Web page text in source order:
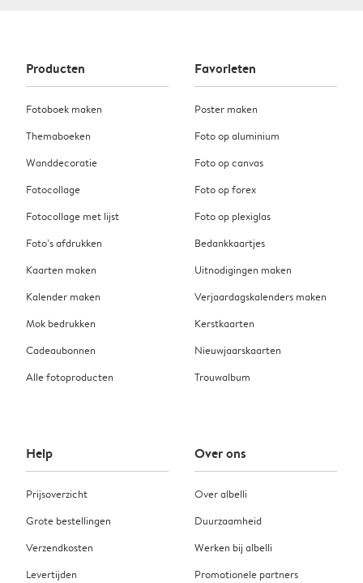
Producten
Fotoboek maken
Themaboeken
Wanddecoratie
Fotocollage
Fotocollage met lijst
Foto’s afdrukken
Kaarten maken
Kalender maken
Mok bedrukken
Cadeaubonnen
Alle fotoproducten
Favorieten
Poster maken
Foto op aluminium
Foto op canvas
Foto op forex
Foto op plexiglas
Bedankkaartjes
Uitnodigingen maken
Verjaardagskalenders maken
Kerstkaarten
Nieuwjaarskaarten
Trouwalbum
Help
Prijsoverzicht
Grote bestellingen
Verzendkosten
Levertijden
Over ons
Over albelli
Duurzaamheid
Werken bij albelli
Promotionele partners